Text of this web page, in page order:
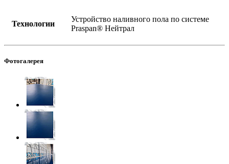
Технологии
Устройство наливного пола по системе
Praspan®️ Нейтрал
Фотогалерея